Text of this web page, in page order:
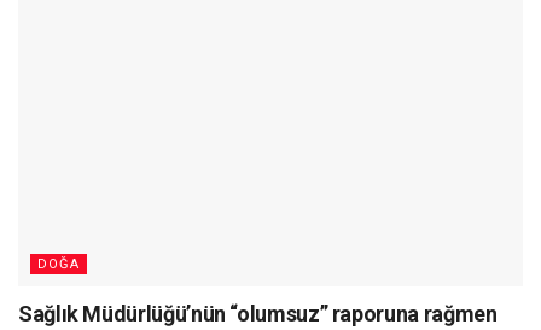
DOĞA
Sağlık Müdürlüğü’nün “olumsuz” raporuna rağmen